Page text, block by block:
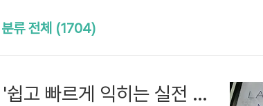
분류 전체 (1704)
LLM 실전 활용, 체계적인 접근: '쉽고 빠르게 익히는 실전 LLM'